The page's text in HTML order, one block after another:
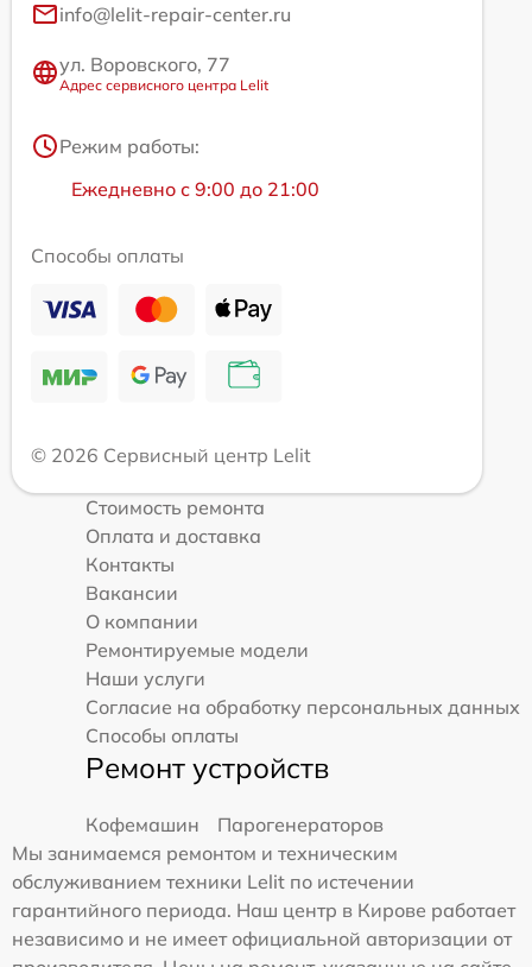
info@lelit-repair-center.ru
ул. Воровского, 77
Адрес сервисного центра Lelit
Режим работы:
Ежедневно с 9:00 до 21:00
Способы оплаты
© 2026 Сервисный центр Lelit
Стоимость ремонта
Оплата и доставка
Контакты
Вакансии
О компании
Ремонтируемые модели
Наши услуги
Согласие на обработку персональных данных
Способы оплаты
Ремонт устройств
Кофемашин
Парогенераторов
Мы занимаемся ремонтом и техническим
обслуживанием техники Lelit по истечении
гарантийного периода. Наш центр в Кирове работает
независимо и не имеет официальной авторизации от